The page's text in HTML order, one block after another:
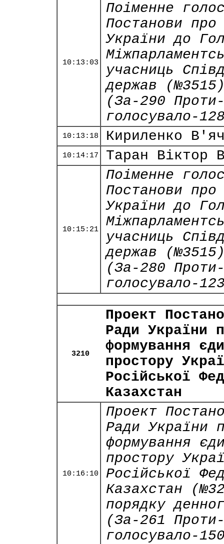
10:13:03
Поіменне
Постанови про
України до
учасниць
держав
(За-290
голосувало-
10:13:18 Кириленко
10:14:17 Таран Віктор
10:15:21
Поіменне
Постанови про
України до
учасниць
держав
(За-280
голосувало-
3210
Проект
Ради України
формування
простору
Російської
Казахстан
10:16:10
Проект
Ради України
формування
простору
Російської
Казахстан
порядку
(За-261
голосувало-